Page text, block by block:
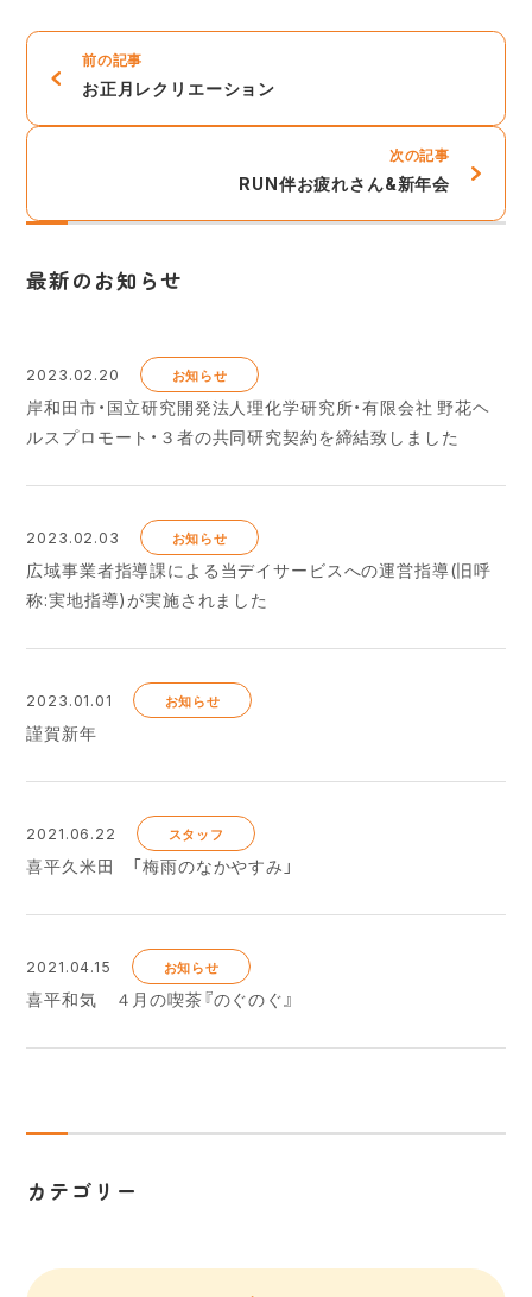
前の記事
お正月レクリエーション
次の記事
RUN伴お疲れさん&新年会
最新のお知らせ
2023.02.20 お知らせ
岸和田市・国立研究開発法人理化学研究所・有限会社 野花ヘ
ルスプロモート・３者の共同研究契約を締結致しました
2023.02.03 お知らせ
広域事業者指導課による当デイサービスへの運営指導(旧呼
称:実地指導)が実施されました
2023.01.01 お知らせ
謹賀新年
2021.06.22 スタッフ
喜平久米田 「梅雨のなかやすみ」
2021.04.15 お知らせ
喜平和気 ４月の喫茶『のぐのぐ』
カテゴリー